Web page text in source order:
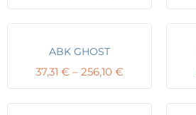
range:
45,78 €
ABK GHOST
37,31 € – 256,10 €
range:
37,31 €